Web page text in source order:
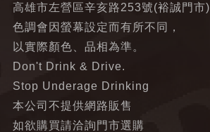
高雄市左營區辛亥路253號(裕誠門市)
色調會因螢幕設定而有所不同，
以實際顏色、品相為準。
Don't Drink & Drive.
Stop Underage Drinking
本公司不提供網路販售
如欲購買請洽詢門市選購